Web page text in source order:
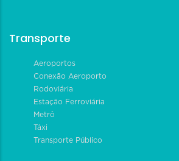
Transporte
Aeroportos
Conexão Aeroporto
Rodoviária
Estação Ferroviária
Metrô
Táxi
Transporte Público